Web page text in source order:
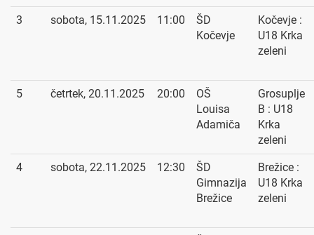
3 sobota, 15.11.2025 11:00
ŠD
Kočevje
Kočevje :
U18 Krka
zeleni
5 četrtek, 20.11.2025 20:00
OŠ
Louisa
Adamiča
Grosuplje
B : U18
Krka
zeleni
4 sobota, 22.11.2025 12:30
ŠD
Gimnazija
Brežice
Brežice :
U18 Krka
zeleni